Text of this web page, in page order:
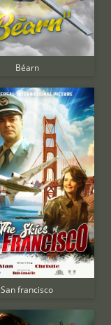
Béarn
San francisco